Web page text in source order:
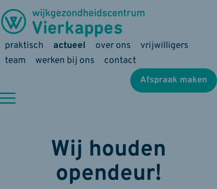
praktisch actueel over ons
vrijwilligers
team
werken bij ons contact
Afspraak maken
Wij houden
opendeur!